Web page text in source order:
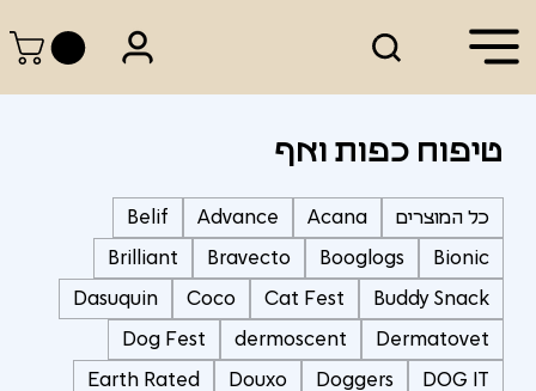
טיפוח כפות ואף
כל המוצרים Acana
Advance
Belif
Bionic
Booglogs
Bravecto
Brilliant
Buddy Snack
Cat Fest
Coco
Dasuquin
Dermatovet
dermoscent
Dog Fest
DOG IT
Doggers
Douxo
Earth Rated